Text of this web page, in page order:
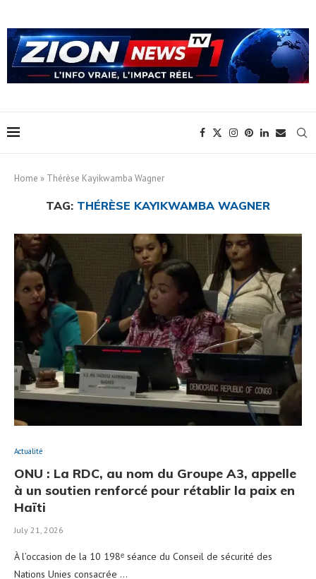
Home » Thérèse Kayikwamba Wagner
TAG: THÉRÈSE KAYIKWAMBA WAGNER
Actualité
ONU : La RDC, au nom du Groupe A3, appelle
à un soutien renforcé pour rétablir la paix en
Haïti
July 21, 2026
À l’occasion de la 10 198ᵉ séance du Conseil de sécurité des
Nations Unies consacrée …